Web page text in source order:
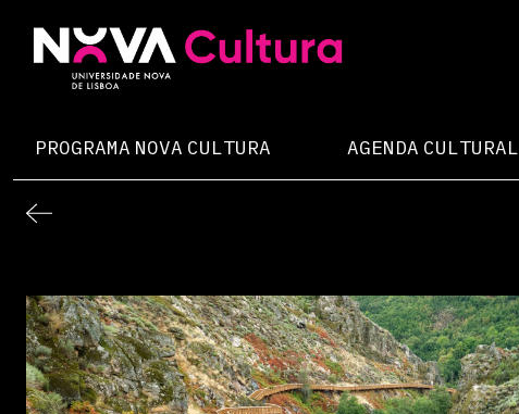
content
PROGRAMA NOVA CULTURA AGENDA CULTURAL